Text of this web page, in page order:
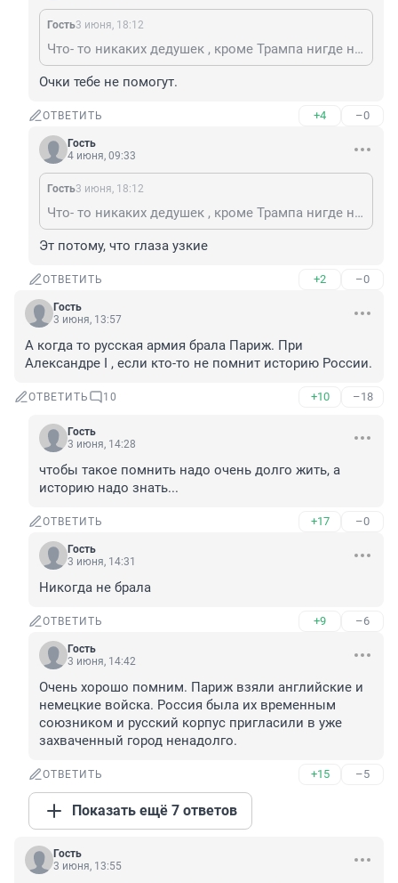
Гость3 июня, 18:12
Что- то никаких дедушек , кроме Трампа нигде не вижу .
Очки тебе не помогут.
ОТВЕТИТЬ +4 –0
Гость
4 июня, 09:33
Гость3 июня, 18:12
Что- то никаких дедушек , кроме Трампа нигде не вижу .
Эт потому, что глаза узкие
ОТВЕТИТЬ +2 –0
Гость
3 июня, 13:57
А когда то русская армия брала Париж. При
Александре I , если кто-то не помнит историю России.
ОТВЕТИТЬ 10 +10 –18
Гость
3 июня, 14:28
чтобы такое помнить надо очень долго жить, а
историю надо знать...
ОТВЕТИТЬ +17 –0
Гость
3 июня, 14:31
Никогда не брала
ОТВЕТИТЬ +9 –6
Гость
3 июня, 14:42
Очень хорошо помним. Париж взяли английские и
немецкие войска. Россия была их временным
союзником и русский корпус пригласили в уже
захваченный город ненадолго.
ОТВЕТИТЬ +15 –5
Показать ещё 7 ответов
Гость
3 июня, 13:55